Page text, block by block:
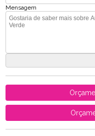
Mensagem